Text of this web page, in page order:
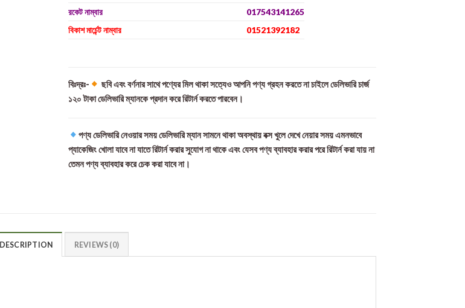
রকেট নাম্বার
017543141265
বিকাশ মার্চেন্ট নাম্বার
01521392182
বিঃদ্রঃ-
ছবি এবং বর্ণনার সাথে পণ্যের মিল থাকা সত্যেও আপনি পণ্য গ্রহন করতে না চাইলে ডেলিভারি চার্জ
১২০ টাকা ডেলিভারি ম্যানকে প্রদান করে রিটার্ন করতে পারবেন।
পণ্য ডেলিভারি নেওয়ার সময় ডেলিভারি ম্যান সামনে থাকা অবস্থায় বক্স খুলে দেখে নেয়ার সময় এমনভাবে
প্যাকেজিং খোলা যাবে না যাতে রিটার্ন করার সুযোগ না থাকে এবং যেসব পণ্য ব্যাবহার করার পরে রিটার্ন করা যায় না
তেমন পণ্য ব্যাবহার করে চেক করা যাবে না।
DESCRIPTION REVIEWS (0)